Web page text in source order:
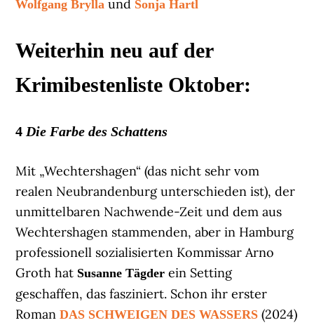
Wolfgang Brylla und Sonja Hartl
Weiterhin neu auf der
Krimibestenliste Oktober:
4 Die Farbe des Schattens
Mit „Wechtershagen“ (das nicht sehr vom
realen Neubrandenburg unterschieden ist), der
unmittelbaren Nachwende-Zeit und dem aus
Wechtershagen stammenden, aber in Hamburg
professionell sozialisierten Kommissar Arno
Groth hat Susanne Tägder ein Setting
geschaffen, das fasziniert. Schon ihr erster
RomanDAS SCHWEIGEN DES WASSERS (2024)